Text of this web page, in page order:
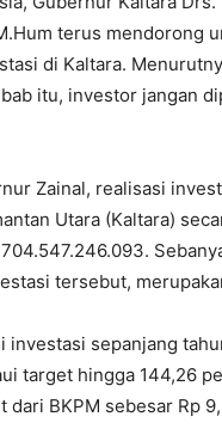
terus mendorong
di Kaltara.
itu, investor jangan
Zainal, realisasi
Utara (Kaltara)
tersebut,
investasi sepanjang
target hingga 144,26
dari BKPM sebesar Rp